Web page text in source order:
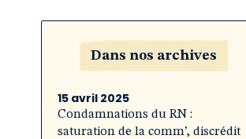
Dans nos archives
15 avril 2025
Condamnations du RN :
saturation de la comm’, discrédit